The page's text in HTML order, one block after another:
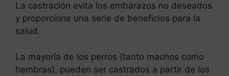
La castración evita los embarazos no deseados
y proporciona una serie de beneficios para la
salud.
La mayoría de los perros (tanto machos como
hembras), pueden ser castrados a partir de los